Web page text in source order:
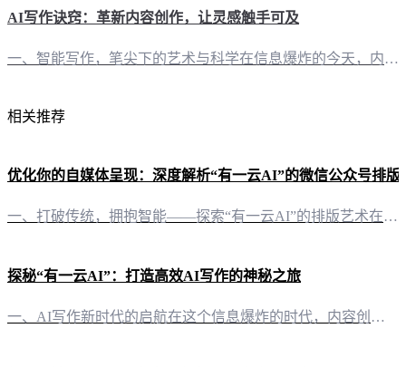
AI写作诀窍：革新内容创作，让灵感触手可及
一、智能写作，笔尖下的艺术与科学在信息爆炸的今天，内容创作已成为每个自媒体人的必修课。然而，如何让文字既富有创意又高效产出，成为许多人头疼的问题。这时，“有一云AI”智能写作软件应运而生，以创新的AI技术，为创作者们开辟了一条全新的创作路径。 二、排版之美，千款皮肤随心搭配“有一云AI”不仅在写作上独具匠心，其内容排版功能更是令人叹为观止。软件内置数千款装修皮肤，涵盖标题、内容、图文、分隔、引导
相关推荐
优化你的自媒体呈现：深度解析“有一云AI”的微信公众号排版
一、打破传统，拥抱智能——探索“有一云AI”的排版艺术在信息爆炸的今天，内容的生产和传播变得尤为重要。而微信公众号作为自媒体的重要平台，其排版质量直接关系到内容的吸引力和传播效果。今天，我们就来深度解析一下“有一云AI”如何帮助自媒体创作者打造高质量的微信公众号排版。 二、多样化的装修皮肤，打造个性化风格“有一云AI”深知排版对于内容呈现的重要性，因此，它提供了包含标题、内容、图文、分隔、引导五
探秘“有一云AI”：打造高效AI写作的神秘之旅
一、AI写作新时代的启航在这个信息爆炸的时代，内容创作的重要性不言而喻。而“有一云AI”应运而生，以其卓越的智能写作功能，为自媒体创作者开辟了一条通往高效创作的快捷通道。 二、排版之美，尽在“有一云AI”“有一云AI”在内容排版方面，犹如一位设计大师，精心打造了包含标题、内容、图文、分隔、引导五大类数千款装修皮肤。无论是追求简约还是喜好繁复，都能在这里找到属于自己的风格。 三、创作之翼，翱翔在“